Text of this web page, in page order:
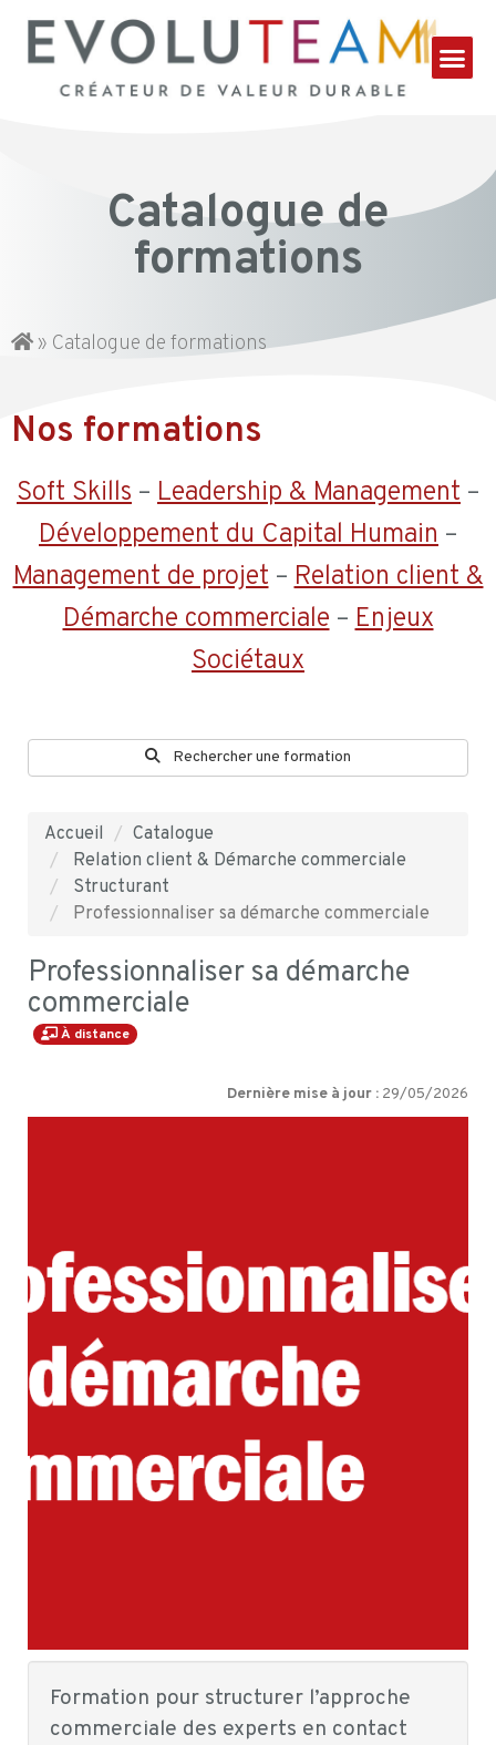
Catalogue de
formations
» Catalogue de formations
Nos formations
Soft Skills – Leadership & Management –
Développement du Capital Humain –
Management de projet–Relation client &
Démarche commerciale–Enjeux
Sociétaux
Rechercher une formation
Accueil
Catalogue
Relation client & Démarche commerciale
Structurant
Professionnaliser sa démarche commerciale
Professionnaliser sa démarche
commerciale
À distance
Dernière mise à jour : 29/05/2026
Formation pour structurer l’approche
commerciale des experts en contact